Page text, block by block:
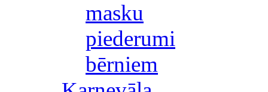
masku
piederumi
bērniem